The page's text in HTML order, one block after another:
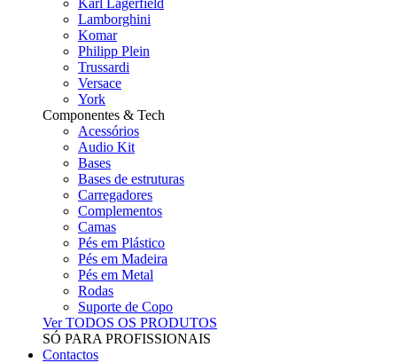
Karl Lagerfield
Lamborghini
Komar
Philipp Plein
Trussardi
Versace
York
Componentes & Tech
Acessórios
Audio Kit
Bases
Bases de estruturas
Carregadores
Complementos
Camas
Pés em Plástico
Pés em Madeira
Pés em Metal
Rodas
Suporte de Copo
Ver TODOS OS PRODUTOS
SÓ PARA PROFISSIONAIS
Contactos